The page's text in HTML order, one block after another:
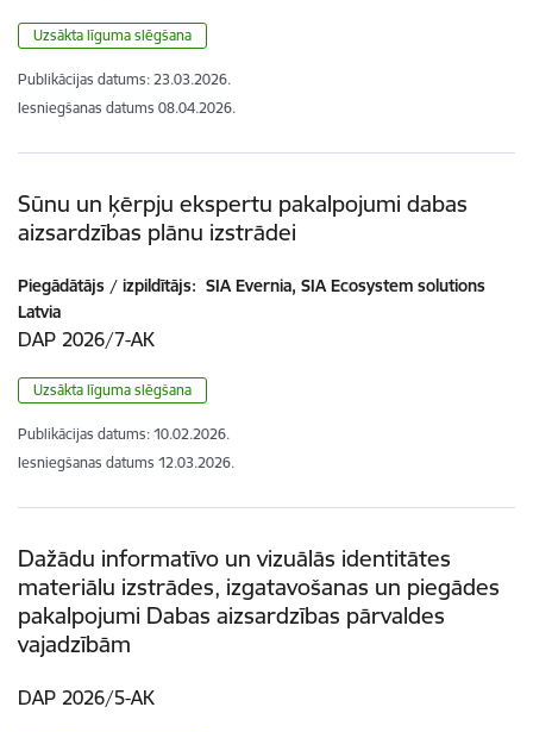
Uzsākta līguma slēgšana
Publikācijas datums: 23.03.2026.
Iesniegšanas datums 08.04.2026.
Sūnu un ķērpju ekspertu pakalpojumi dabas
aizsardzības plānu izstrādei
Piegādātājs / izpildītājs: SIA Evernia, SIA Ecosystem solutions
Latvia
DAP 2026/7-AK
Uzsākta līguma slēgšana
Publikācijas datums: 10.02.2026.
Iesniegšanas datums 12.03.2026.
Dažādu informatīvo un vizuālās identitātes
materiālu izstrādes, izgatavošanas un piegādes
pakalpojumi Dabas aizsardzības pārvaldes
vajadzībām
DAP 2026/5-AK